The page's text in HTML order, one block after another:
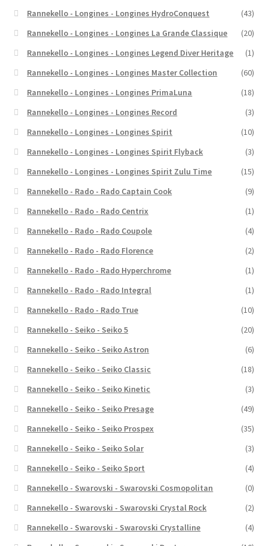
Rannekello - Longines - Longines HydroConquest
(43)
Rannekello - Longines - Longines La Grande Classique
(20)
Rannekello - Longines - Longines Legend Diver Heritage
(1)
Rannekello - Longines - Longines Master Collection
(60)
Rannekello - Longines - Longines PrimaLuna
(18)
Rannekello - Longines - Longines Record
(3)
Rannekello - Longines - Longines Spirit
(10)
Rannekello - Longines - Longines Spirit Flyback
(3)
Rannekello - Longines - Longines Spirit Zulu Time
(15)
Rannekello - Rado - Rado Captain Cook
(9)
Rannekello - Rado - Rado Centrix
(1)
Rannekello - Rado - Rado Coupole
(4)
Rannekello - Rado - Rado Florence
(2)
Rannekello - Rado - Rado Hyperchrome
(1)
Rannekello - Rado - Rado Integral
(1)
Rannekello - Rado - Rado True
(10)
Rannekello - Seiko - Seiko 5
(20)
Rannekello - Seiko - Seiko Astron
(6)
Rannekello - Seiko - Seiko Classic
(18)
Rannekello - Seiko - Seiko Kinetic
(3)
Rannekello - Seiko - Seiko Presage
(49)
Rannekello - Seiko - Seiko Prospex
(35)
Rannekello - Seiko - Seiko Solar
(3)
Rannekello - Seiko - Seiko Sport
(4)
Rannekello - Swarovski - Swarovski Cosmopolitan
(0)
Rannekello - Swarovski - Swarovski Crystal Rock
(2)
Rannekello - Swarovski - Swarovski Crystalline
(4)